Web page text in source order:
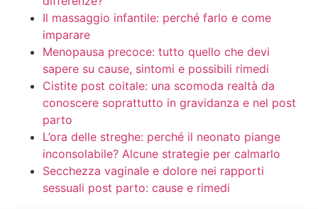
Il massaggio infantile: perché farlo e come
imparare
Menopausa precoce: tutto quello che devi
sapere su cause, sintomi e possibili rimedi
Cistite post coitale: una scomoda realtà da
conoscere soprattutto in gravidanza e nel post
parto
L’ora delle streghe: perché il neonato piange
inconsolabile? Alcune strategie per calmarlo
Secchezza vaginale e dolore nei rapporti
sessuali post parto: cause e rimedi